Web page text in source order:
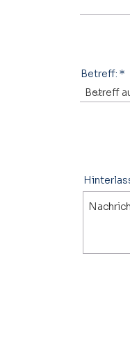
Betreff: